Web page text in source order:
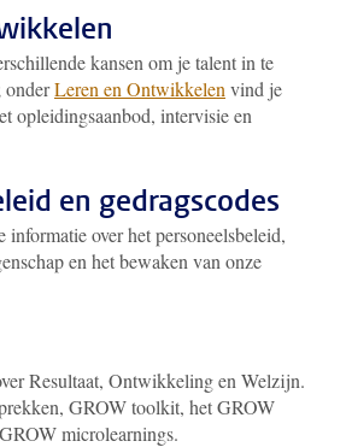
kansen om je talent in te
onderLeren en Ontwikkelen vind je
opleidingsaanbod, intervisie en
en gedragscodes
informatie over het personeelsbeleid,
en het bewaken van onze
Resultaat, Ontwikkeling en Welzijn.
GROW toolkit, het GROW
microlearnings.